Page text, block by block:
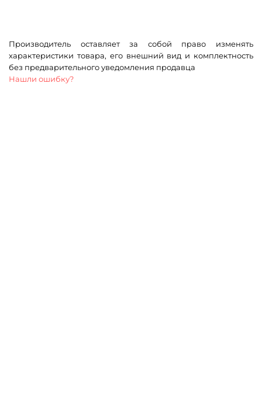
Производитель оставляет за собой право изменять
характеристики товара, его внешний вид и комплектность
без предварительного уведомления продавца
Нашли ошибку?